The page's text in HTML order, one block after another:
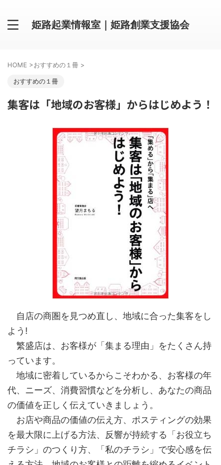
姫路起業情報室｜姫路創業支援協会
HOME >おすすめの１冊 >
おすすめの１冊
集客は「地域のお客様」からはじめよう！
自店の商圏を見つめ直し、地域に合った集客をし
よう!
繁盛店は、お客様が「集まる理由」をたくさん持
っています。
地域に密着しているからこそわかる、お客様の年
代、ニーズ、消費習慣などを分析し、あなたの商品
の価値を正しく伝えていきましょう。
お店や商品の価値の伝え方、ポスティングの効果
を最大限に上げる方法、反響が持続する「お役立ち
チラシ」のつくり方、「私のチラシ」で安心感を伝